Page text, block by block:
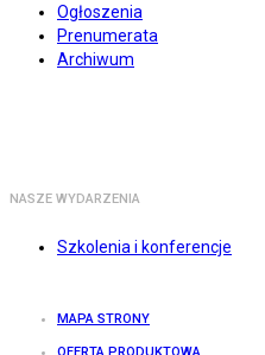
Ogłoszenia
Prenumerata
Archiwum
NASZE WYDARZENIA
Szkolenia i konferencje
MAPA STRONY